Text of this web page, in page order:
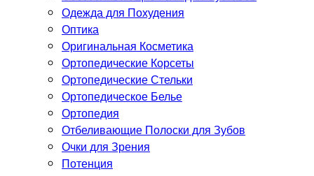
Одежда для Похудения
Оптика
Оригинальная Косметика
Ортопедические Корсеты
Ортопедические Стельки
Ортопедическое Белье
Ортопедия
Отбеливающие Полоски для Зубов
Очки для Зрения
Потенция